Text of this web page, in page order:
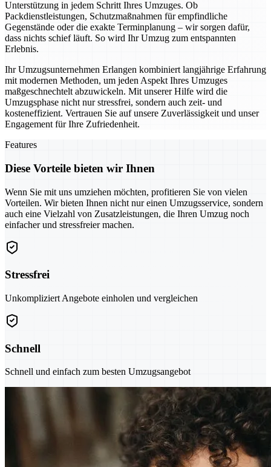
Unterstützung in jedem Schritt Ihres Umzuges. Ob
Packdienstleistungen, Schutzmaßnahmen für empfindliche
Gegenstände oder die exakte Terminplanung – wir sorgen dafür,
dass nichts schief läuft. So wird Ihr Umzug zum entspannten
Erlebnis.
Ihr Umzugsunternehmen Erlangen kombiniert langjährige Erfahrung
mit modernen Methoden, um jeden Aspekt Ihres Umzuges
maßgeschnechtelt abzuwickeln. Mit unserer Hilfe wird die
Umzugsphase nicht nur stressfrei, sondern auch zeit- und
kosteneffizient. Vertrauen Sie auf unsere Zuverlässigkeit und unser
Engagement für Ihre Zufriedenheit.
Features
Diese Vorteile bieten wir Ihnen
Wenn Sie mit uns umziehen möchten, profitieren Sie von vielen
Vorteilen. Wir bieten Ihnen nicht nur einen Umzugsservice, sondern
auch eine Vielzahl von Zusatzleistungen, die Ihren Umzug noch
einfacher und stressfreier machen.
Stressfrei
Unkompliziert Angebote einholen und vergleichen
Schnell
Schnell und einfach zum besten Umzugsangebot